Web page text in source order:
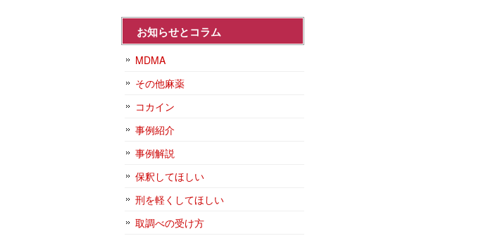
お知らせとコラム
MDMA
その他麻薬
コカイン
事例紹介
事例解説
保釈してほしい
刑を軽くしてほしい
取調べの受け方